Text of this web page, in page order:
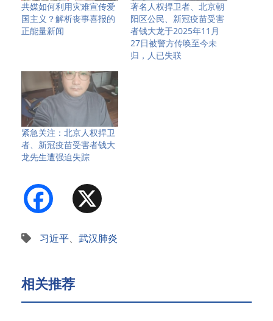
共媒如何利用灾难宣传爱
国主义？解析丧事喜报的
正能量新闻
著名人权捍卫者、北京朝
阳区公民、新冠疫苗受害
者钱大龙于2025年11月
27日被警方传唤至今未
归，人已失联
紧急关注：北京人权捍卫
者、新冠疫苗受害者钱大
龙先生遭强迫失踪
Facebook
习近平、 武汉肺炎
相关推荐